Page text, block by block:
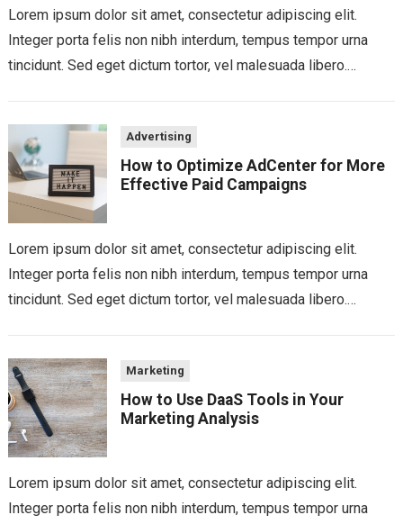
Lorem ipsum dolor sit amet, consectetur adipiscing elit.
Integer porta felis non nibh interdum, tempus tempor urna
tincidunt. Sed eget dictum tortor, vel malesuada libero.
Advertising
How to Optimize AdCenter for More
Effective Paid Campaigns
Lorem ipsum dolor sit amet, consectetur adipiscing elit.
Integer porta felis non nibh interdum, tempus tempor urna
tincidunt. Sed eget dictum tortor, vel malesuada libero.
Marketing
How to Use DaaS Tools in Your
Marketing Analysis
Lorem ipsum dolor sit amet, consectetur adipiscing elit.
Integer porta felis non nibh interdum, tempus tempor urna